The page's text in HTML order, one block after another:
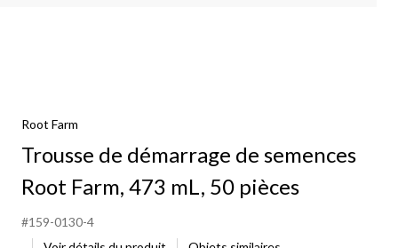
Root Farm
Trousse de démarrage de semences
Root Farm, 473 mL, 50 pièces
#159-0130-4